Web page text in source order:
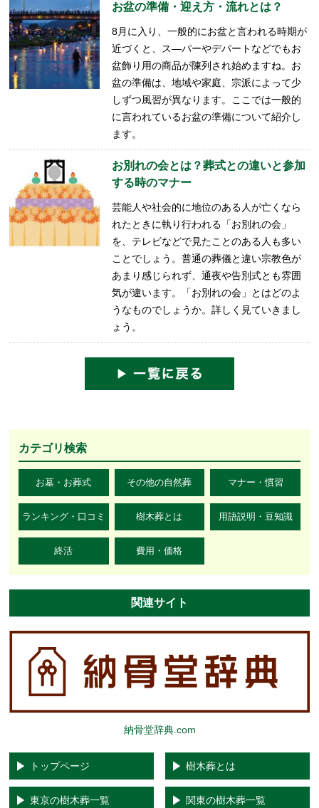
お盆の準備・迎え方・流れとは？
8月に入り、一般的にお盆と言われる時期が
近づくと、ス―パーやデパートなどでもお
盆飾り用の商品が陳列され始めますね。お
盆の準備は、地域や家庭、宗派によって少
しずつ風習が異なります。ここでは一般的
に言われているお盆の準備について紹介し
ます。
お別れの会とは？葬式との違いと参加
する時のマナー
芸能人や社会的に地位のある人が亡くなら
れたときに執り行われる「お別れの会」
を、テレビなどで見たことのある人も多い
ことでしょう。普通の葬儀と違い宗教色が
あまり感じられず、通夜や告別式とも雰囲
気が違います。「お別れの会」とはどのよ
うなものでしょうか。詳しく見ていきまし
ょう。
カテゴリ検索
お墓・お葬式 その他の自然葬 マナー・慣習
ランキング・口コミ 樹木葬とは 用語説明・豆知識
終活 費用・価格
関連サイト
納骨堂辞典.com
トップページ 樹木葬とは
東京の樹木葬一覧 関東の樹木葬一覧